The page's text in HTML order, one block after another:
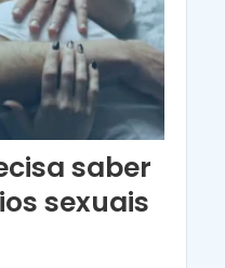
saber
sexuais